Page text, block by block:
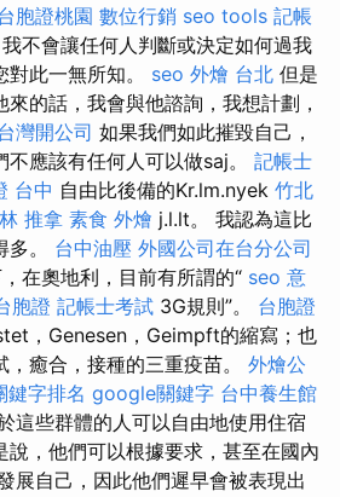
胞證桃園 數位行銷 seo tools 記帳
不會讓任何人判斷或決定如何過我
此一無所知。 seo 外燴 台北 但是
的話，我會與他諮詢，我想計劃，
灣開公司 如果我們如此摧毀自己，
應該有任何人可以做saj。 記帳士
台中 自由比後備的Kr.lm.nyek 竹北
推拿 素食 外燴 j.l.lt。 我認為這比
多。 台中油壓 外國公司在台分公司
在奧地利，目前有所謂的“ seo 意
胞證 記帳士考試 3G規則”。 台胞證
，Genesen，Geimpft的縮寫；也
癒合，接種的三重疫苗。 外燴公
字排名 google關鍵字 台中養生館
這些群體的人可以自由地使用住宿
說，他們可以根據要求，甚至在國內
展自己，因此他們遲早會被表現出